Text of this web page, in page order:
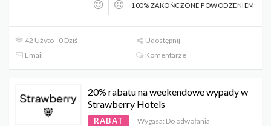
100% ZAKOŃCZONE POWODZENIEM
42 Użyto - 0 Dziś
Udostępnij
Email
Komentarze
20% rabatu na weekendowe wypady w
Strawberry Hotels
RABAT Wygasa: Do odwołania